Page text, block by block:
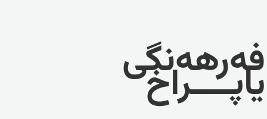
فەرهەنگی
یاپــــراخ